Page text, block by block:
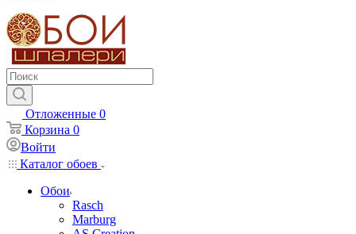
Отложенные 0
Корзина 0
Войти
Каталог обоев
Обои
Rasch
Marburg